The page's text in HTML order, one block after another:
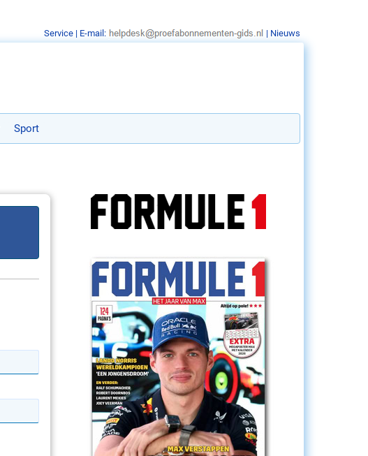
Sport
Service | E-mail: | Nieuws